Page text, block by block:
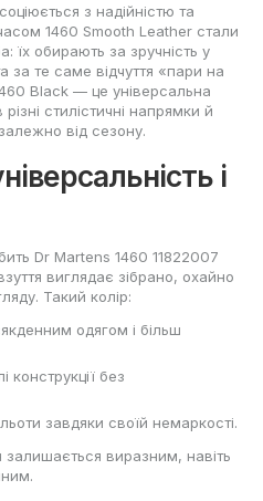
з надійністю та
1460 Smooth Leather стали
їх обирають за зручність у
за те саме відчуття «пари на
Black — це універсальна
стилістичні напрямки й
від сезону.
і
Dr Martens 1460 11822007
виглядає зібрано, охайно
Такий колір:
одягом і більш
конструкції без
завдяки своїй немаркості.
виразним, навіть